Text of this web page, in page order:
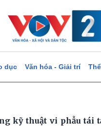
dục Văn hóa - Giải trí
kỹ thuật vi phẫu tái